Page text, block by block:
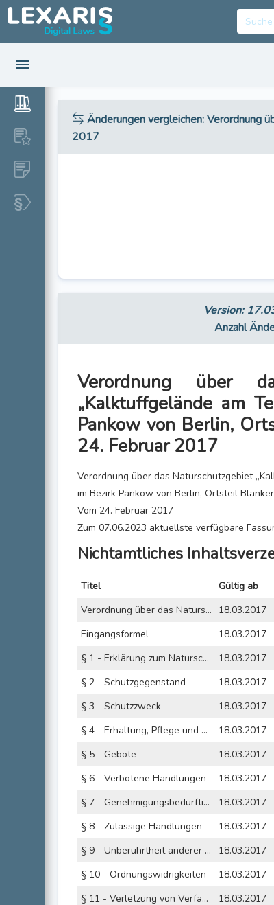
Änderungen vergleichen: Verordnung
2017
Version:
Anzahl
Verordnung über
„Kalktuffgelände am
Pankow von Berlin,
24. Februar 2017
Verordnung über das Naturschutzgebiet
im Bezirk Pankow von Berlin, Ortsteil
Vom 24. Februar 2017
Zum 07.06.2023 aktuellste verfügbare
Nichtamtliches
Titel
Gültig ab
Verordnung über das Naturschutzgebiet „Kalktuffgelände am Tegeler Fließ“ im Bezirk Pankow von Berlin, Ortsteil Blankenfelde vom 24. Februar 2017
18.03.2017
Eingangsformel
18.03.2017
§ 1 - Erklärung zum Naturschutzgebiet
18.03.2017
§ 2 - Schutzgegenstand
18.03.2017
§ 3 - Schutzzweck
18.03.2017
§ 4 - Erhaltung, Pflege und Entwicklung
18.03.2017
§ 5 - Gebote
18.03.2017
§ 6 - Verbotene Handlungen
18.03.2017
§ 7 - Genehmigungsbedürftige Handlungen
18.03.2017
§ 8 - Zulässige Handlungen
18.03.2017
§ 9 - Unberührtheit anderer naturschutzrechtlicher Vorschriften
18.03.2017
§ 10 - Ordnungswidrigkeiten
18.03.2017
§ 11 - Verletzung von Verfahrens- und Formvorschriften
18.03.2017